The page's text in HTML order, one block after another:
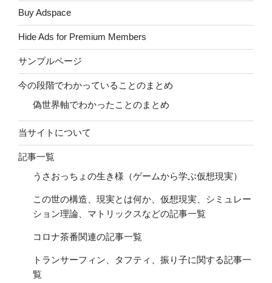
Buy Adspace
Hide Ads for Premium Members
サンプルページ
今の段階でわかっていることのまとめ
偽世界軸でわかったことのまとめ
当サイトについて
記事一覧
うさおっちょの生き様（ゲームから学ぶ仮想現実）
この世の構造、現実とは何か、仮想現実、シミュレー
ション理論、マトリックスなどの記事一覧
コロナ茶番関連の記事一覧
トランサーフィン、タフティ、振り子に関する記事一
覧